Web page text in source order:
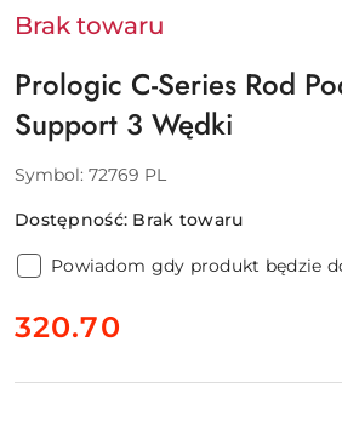
Brak towaru
Prologic C-Series Rod
Support 3 Wędki
Symbol: 72769 PL
Dostępność: Brak towaru
Powiadom gdy produkt będzie
cena:
320.70